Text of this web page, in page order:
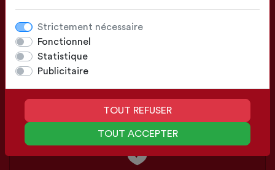
Strictement nécessaire
Fonctionnel
Statistique
Publicitaire
TOUT REFUSER
TOUT ACCEPTER
Sur mesure ou Standards